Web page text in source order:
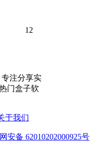
12
专注分享实
门盒子软
于我们
安备 62010202000925号